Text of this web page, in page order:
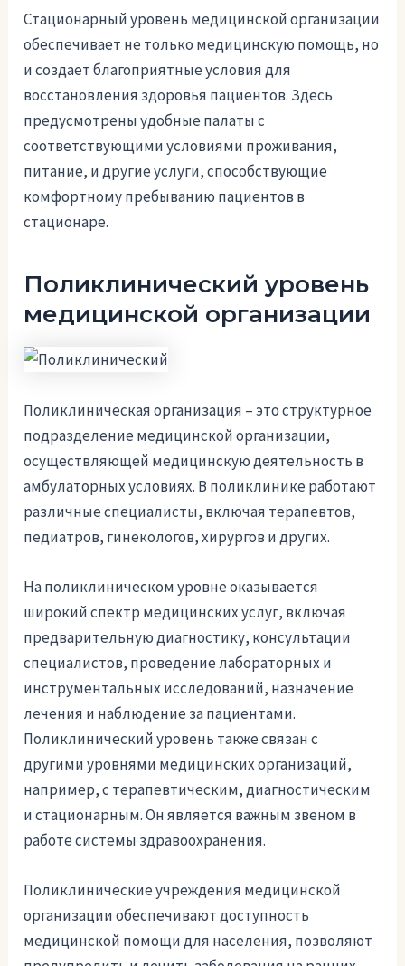
Стационарный уровень медицинской организации
обеспечивает не только медицинскую помощь, но
и создает благоприятные условия для
восстановления здоровья пациентов. Здесь
предусмотрены удобные палаты с
соответствующими условиями проживания,
питание, и другие услуги, способствующие
комфортному пребыванию пациентов в
стационаре.
Поликлинический уровень
медицинской организации
Поликлиническая организация – это структурное
подразделение медицинской организации,
осуществляющей медицинскую деятельность в
амбулаторных условиях. В поликлинике работают
различные специалисты, включая терапевтов,
педиатров, гинекологов, хирургов и других.
На поликлиническом уровне оказывается
широкий спектр медицинских услуг, включая
предварительную диагностику, консультации
специалистов, проведение лабораторных и
инструментальных исследований, назначение
лечения и наблюдение за пациентами.
Поликлинический уровень также связан с
другими уровнями медицинских организаций,
например, с терапевтическим, диагностическим
и стационарным. Он является важным звеном в
работе системы здравоохранения.
Поликлинические учреждения медицинской
организации обеспечивают доступность
медицинской помощи для населения, позволяют